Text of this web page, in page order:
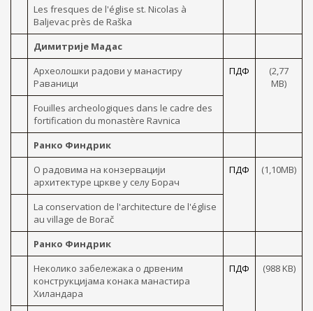
Les fresques de l'église st. Nicolas à
Baljevac près de Raška
Димитрије Мадас
Археолошки радови y манастиру
Раваници
ПДФ
(2,77
MB)
Fouilles archeologiques dans le cadre des
fortification du monastère Ravnica
Ранко Финдрик
О радовима на конзервацији
архитектуре цркве y селу Борач
ПДФ (1,10MB)
La conservation de l'architecture de l'église
au village de Borač
Ранко Финдрик
Неколико забележака о дрвеним
конструкцијама конака манастира
Хиландара
ПДФ (988 KB)